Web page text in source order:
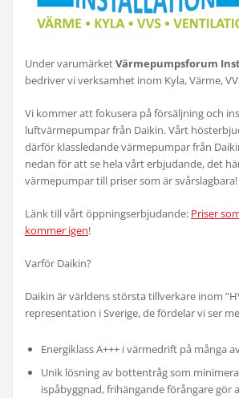
Under varumärketVärmepumpsforum
bedriver vi verksamhet inom Kyla, Värme,
Vi kommer att fokusera på försäljning och
luftvärmepumpar från Daikin. Vårt
därför klassledande värmepumpar från
nedan för att se hela vårt erbjudande, det
värmepumpar till priser som är svårslagbara!
Länk till vårt öppningserbjudande: Priser
kommer igen!
Varför Daikin?
Daikin är världens största tillverkare inom
representation i Sverige, de fördelar vi ser
Energiklass A+++ i värmedrift på många
Unik lösning av bottentråg som
ispåbyggnad, frihängande förångare gör